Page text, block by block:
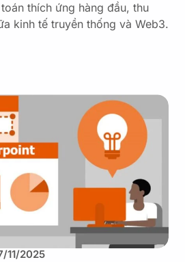
thích ứng hàng đầu, thu
kinh tế truyền thống và Web3.
11/2025